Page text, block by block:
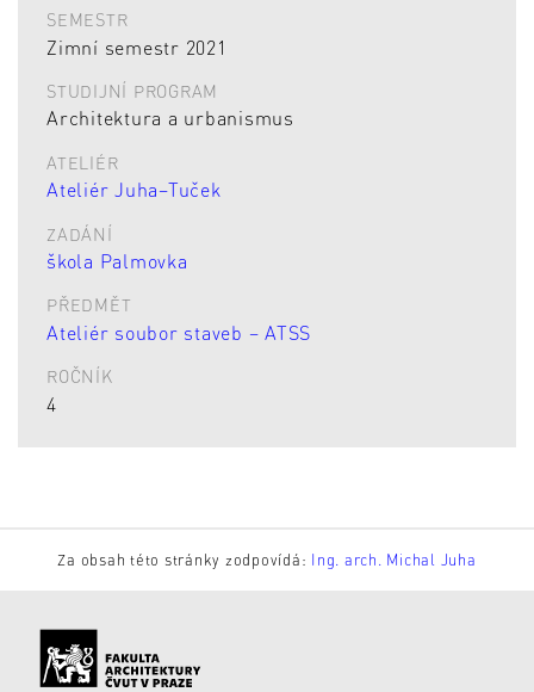
SEMESTR
Zimní semestr 2021
STUDIJNÍ PROGRAM
Architektura a urbanismus
ATELIÉR
Ateliér Juha–Tuček
ZADÁNÍ
škola Palmovka
PŘEDMĚT
Ateliér soubor staveb – ATSS
ROČNÍK
4
Za obsah této stránky zodpovídá: Ing. arch. Michal Juha